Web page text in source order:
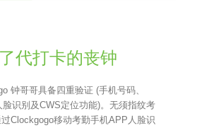
代打卡的丧钟
钟哥哥具备四重验证 (手机号码、
脸识别及CWS定位功能)。无须指纹考
Clockgogo移动考勤手机APP人脸识